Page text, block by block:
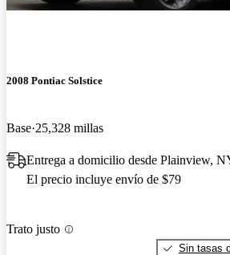
2008 Pontiac Solstice
Base 25,328 millas
Entrega a domicilio desde Plainview,
El precio incluye envío de $79
Trato justo
Sin tasas